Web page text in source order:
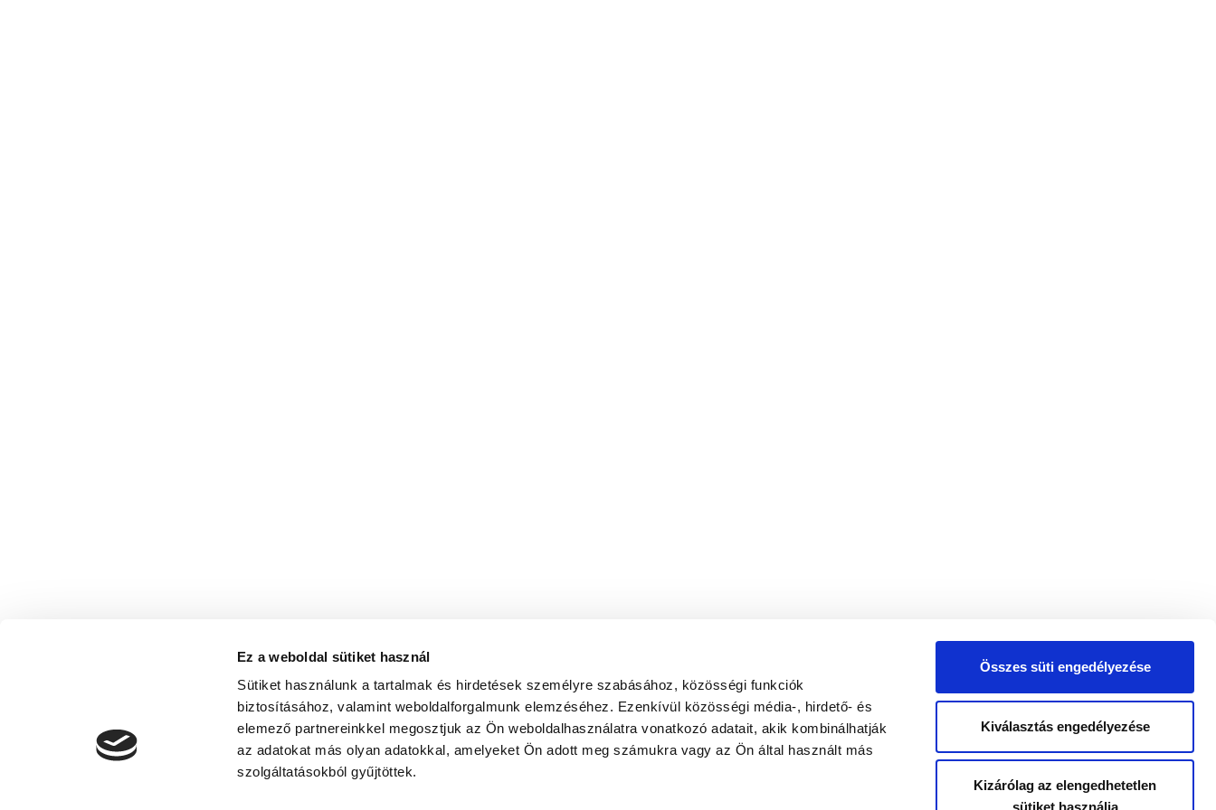
Ez a weboldal sütiket használ
Sütiket használunk a tartalmak és hirdetések személyre szabásához, közösségi funkciók
biztosításához, valamint weboldalforgalmunk elemzéséhez. Ezenkívül közösségi média-, hirdető- és
elemező partnereinkkel megosztjuk az Ön weboldalhasználatra vonatkozó adatait, akik kombinálhatják
az adatokat más olyan adatokkal, amelyeket Ön adott meg számukra vagy az Ön által használt más
szolgáltatásokból gyűjtöttek.
Összes süti engedélyezése
Kiválasztás engedélyezése
Kizárólag az elengedhetetlen
sütiket használja